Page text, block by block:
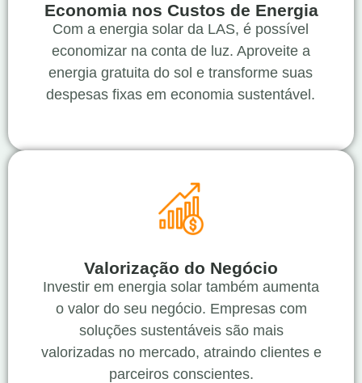
Economia nos Custos de Energia
Com a energia solar da LAS, é possível
economizar na conta de luz. Aproveite a
energia gratuita do sol e transforme suas
despesas fixas em economia sustentável.
Valorização do Negócio
Investir em energia solar também aumenta
o valor do seu negócio. Empresas com
soluções sustentáveis são mais
valorizadas no mercado, atraindo clientes e
parceiros conscientes.